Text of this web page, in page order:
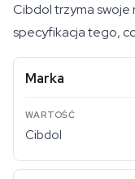
Cibdol trzyma swoje
specyfikacja tego,
Marka
Cibdol